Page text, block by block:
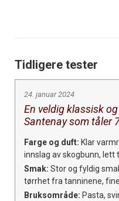
Tidligere tester
24. januar 2024
En veldig klassisk
Santenay som tåler
Farge og duft: Klar
innslag av skogbunn, lett
Smak: Stor og fyldig
tørrhet fra tanninene,
Bruksområde: Pasta,